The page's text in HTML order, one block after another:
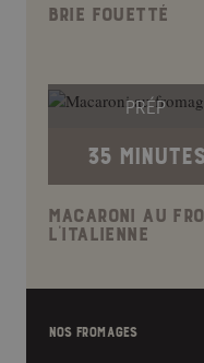
BRIE FOUETTÉ
PRÉP
35
MACARONI AU
L’ITALIENNE
NOS FROMAGES